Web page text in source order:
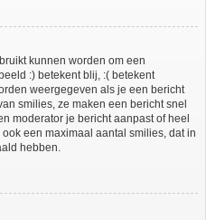
kunnen worden om een
:) betekent blij, :( betekent
weergegeven als je een bericht
smilies, ze maken een bericht snel
moderator je bericht aanpast of heel
een maximaal aantal smilies, dat in
hebben.